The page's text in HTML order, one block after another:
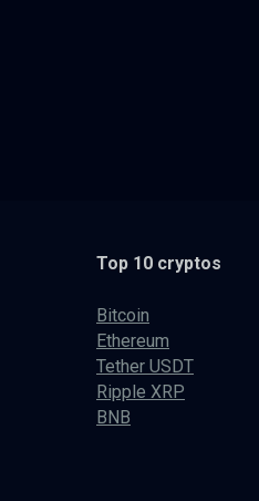
Top 10 cryptos
Bitcoin
Ethereum
Tether USDT
Ripple XRP
BNB